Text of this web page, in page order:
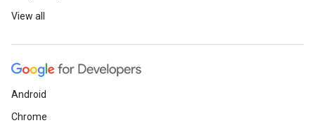
View all
Android
Chrome